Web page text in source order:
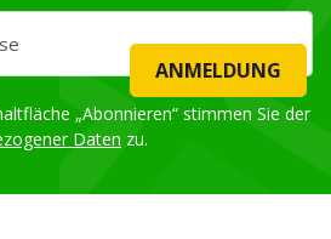
ANMELDUNG
„Abonnieren“ stimmen Sie der
Daten zu.